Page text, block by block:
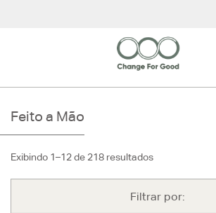
Feito a Mão
Exibindo 1–12 de 218 resultados
Filtrar por: